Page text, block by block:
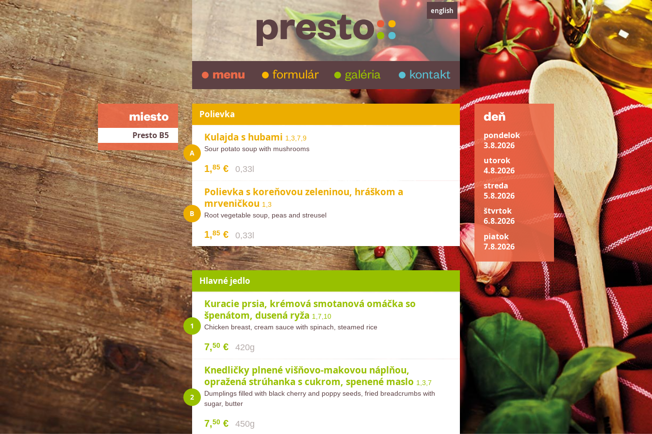
menu formulár galéria kontakt
english
miesto
Presto B5
deň
pondelok
3.8.2026
utorok
4.8.2026
streda
5.8.2026
štvrtok
6.8.2026
piatok
7.8.2026
Polievka
Kulajda s hubami 1,3,7,9
Sour potato soup with mushrooms
1,85€ 0,33l
Polievka s koreňovou zeleninou, hráškom a
mrveničkou 1,3
Root vegetable soup, peas and streusel
1,85€ 0,33l
Hlavné jedlo
Kuracie prsia, krémová smotanová omáčka so
špenátom, dusená ryža 1,7,10
Chicken breast, cream sauce with spinach, steamed rice
7,50€ 420g
Knedličky plnené višňovo-makovou náplňou,
opražená strúhanka s cukrom, spenené maslo 1,3,7
Dumplings filled with black cherry and poppy seeds, fried breadcrumbs with
sugar, butter
7,50€ 450g